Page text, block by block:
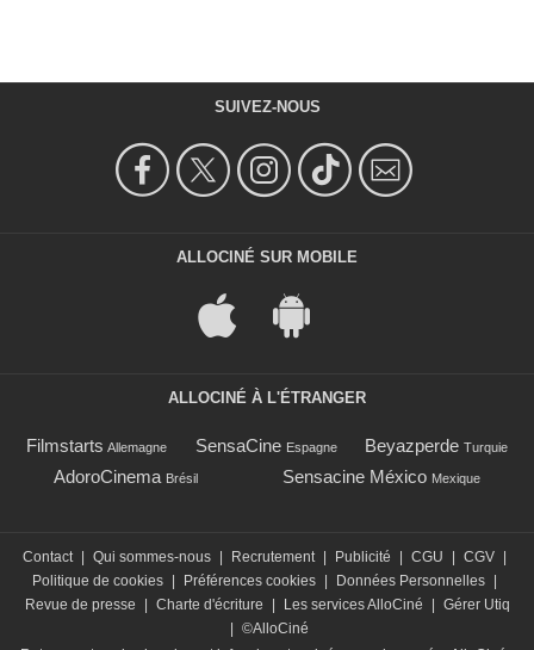
SUIVEZ-NOUS
ALLOCINÉ SUR MOBILE
ALLOCINÉ À L'ÉTRANGER
Filmstarts Allemagne SensaCine Espagne Beyazperde Turquie
AdoroCinema Brésil Sensacine México Mexique
Contact Qui sommes-nous Recrutement Publicité CGU CGV
Politique de cookies
Préférences cookies Données Personnelles
Revue de presse
Charte d'écriture Les services AlloCiné
Gérer Utiq
©AlloCiné